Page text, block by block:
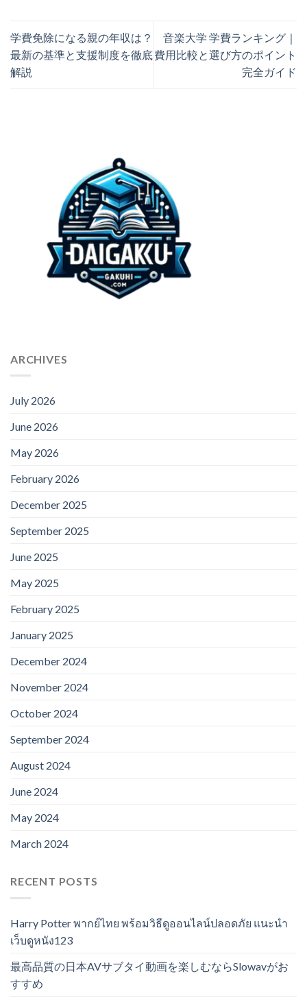
学費免除になる親の年収は？
最新の基準と支援制度を徹底
解説
音楽大学 学費ランキング｜
費用比較と選び方のポイント
完全ガイド
ARCHIVES
July 2026
June 2026
May 2026
February 2026
December 2025
September 2025
June 2025
May 2025
February 2025
January 2025
December 2024
November 2024
October 2024
September 2024
August 2024
June 2024
May 2024
March 2024
RECENT POSTS
Harry Potter พากย์ไทย พร้อมวิธีดูออนไลน์ปลอดภัย แนะนำ
เว็บดูหนัง123
最高品質の日本AVサブタイ動画を楽しむならSlowavがお
すすめ